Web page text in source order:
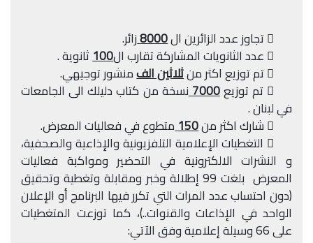
 تجاوز عدد الزائرين ال 8000زائر.
 عدد الثانويات المشاركة تقارب ال 100ثانوية .
 تم توزيع اكثر من ثلاثين الفمنشور توجيهي.
 تم توزيع 7000نسخة من كتاب دليلك الى الجامعات
في لبنان .
 شارك اكثر من 150متطوع في فعاليات المعرض.
 التغطيات الإعلامية التلفزيونية والإذاعية والصحفية،
و النشرات الالكترونية في التحضير ومواكبة فعاليات
المعرض بلغت 99 إطلالة وخبر ومقابلة وتغطية وتحقيق
(دون احتساب عدد المرات التي تكرر فيها البرنامج أو الإعلان
الواحد في الإذاعات والقنوات..)، كما توزعت المتغطيات
على 66 وسيلة إعلامية وفق الآتي: